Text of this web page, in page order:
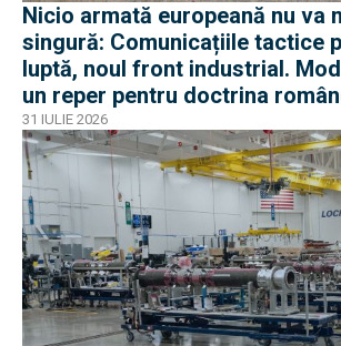
Nicio armată europeană nu va
singură: Comunicațiile tactice
luptă, noul front industrial.
un reper pentru doctrina
31 IULIE 2026